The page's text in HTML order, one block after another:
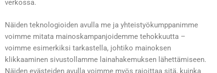
verkossa.
Näiden teknologioiden avulla me ja yhteistyökumppanimme
voimme mitata mainoskampanjoidemme tehokkuutta –
voimme esimerkiksi tarkastella, johtiko mainoksen
klikkaaminen sivustollamme lainahakemuksen lähettämiseen.
Näiden evästeiden avulla voimme myös rajoittaa sitä, kuinka